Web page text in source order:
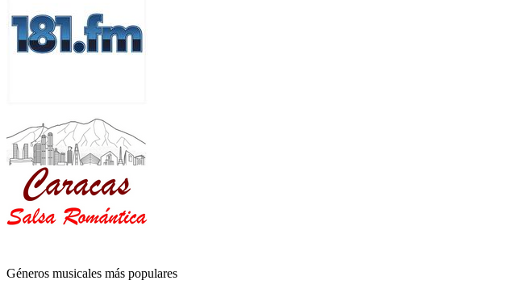
Géneros musicales más populares